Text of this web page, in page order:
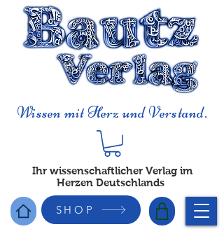
Wissen mit Herz und Verstand.
Ihr wissenschaftlicher Verlag im
Herzen Deutschlands
SHOP